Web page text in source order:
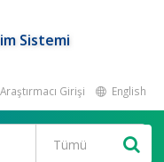
Sistemi
Araştırmacı Girişi English